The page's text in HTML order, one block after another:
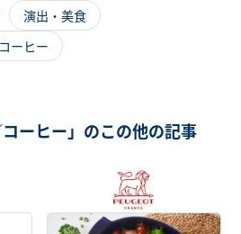
演出・美食
コーヒー
コーヒー」のこの他の記事